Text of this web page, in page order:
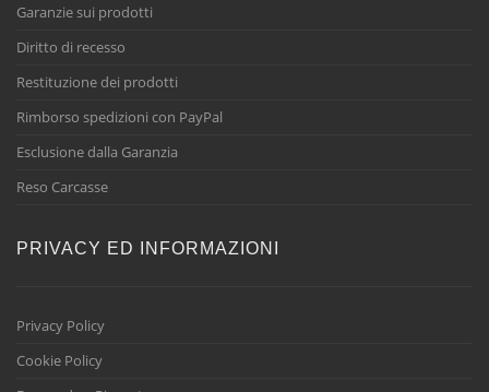
Garanzie sui prodotti
Diritto di recesso
Restituzione dei prodotti
Rimborso spedizioni con PayPal
Esclusione dalla Garanzia
Reso Carcasse
PRIVACY ED INFORMAZIONI
Privacy Policy
Cookie Policy